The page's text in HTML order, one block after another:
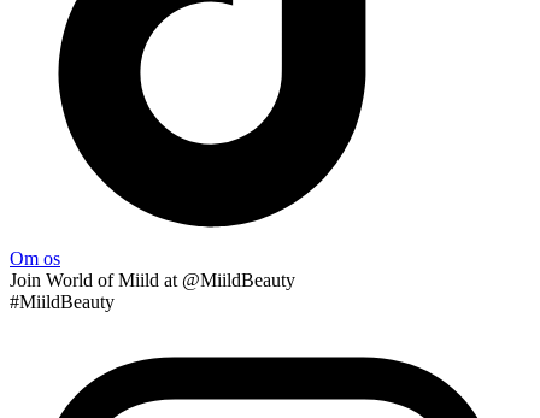
Om os
Join World of Miild at @MiildBeauty
#MiildBeauty